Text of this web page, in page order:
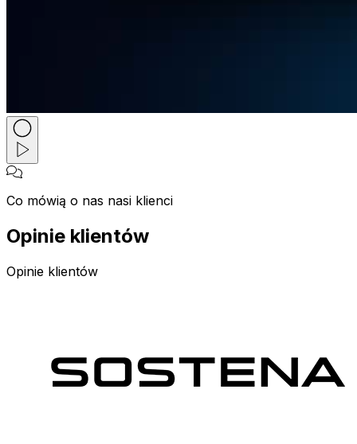
Co mówią o nas nasi klienci
Opinie klientów
Opinie klientów